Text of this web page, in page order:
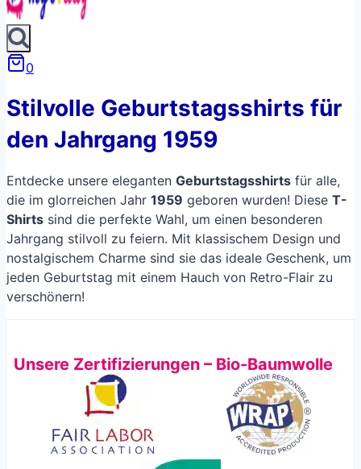
0
Stilvolle Geburtstagsshirts für
den Jahrgang 1959
Entdecke unsere eleganten Geburtstagsshirts für alle,
die im glorreichen Jahr 1959 geboren wurden! Diese T-
Shirts sind die perfekte Wahl, um einen besonderen
Jahrgang stilvoll zu feiern. Mit klassischem Design und
nostalgischem Charme sind sie das ideale Geschenk, um
jeden Geburtstag mit einem Hauch von Retro-Flair zu
verschönern!
Unsere Zertifizierungen – Bio-Baumwolle